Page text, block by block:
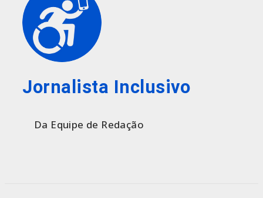
Jornalista Inclusivo
Da Equipe de Redação